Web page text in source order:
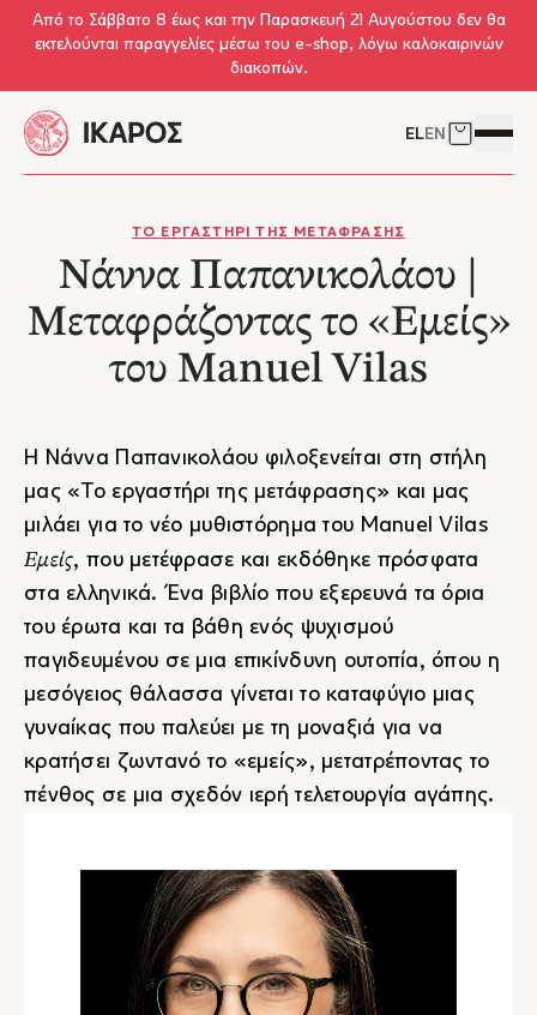
Skip to main content
Από το Σάββατο 8 έως και την Παρασκευή 21 Αυγούστου δεν θα
εκτελούνται παραγγελίες μέσω του e-shop, λόγω καλοκαιρινών
διακοπών.
ELEN Δείτε το
ΤΟ ΕΡΓΑΣΤΗΡΙ ΤΗΣ ΜΕΤΑΦΡΑΣΗΣ
Νάννα Παπανικολάου |
Μεταφράζοντας το «Εμείς»
του Manuel Vilas
Η Νάννα Παπανικολάου φιλοξενείται στη στήλη
μας «Το εργαστήρι της μετάφρασης» και μας
μιλάει για το νέο μυθιστόρημα του Manuel Vilas
Εμείς, που μετέφρασε και εκδόθηκε πρόσφατα
στα ελληνικά. Ένα βιβλίο που εξερευνά τα όρια
του έρωτα και τα βάθη ενός ψυχισμού
παγιδευμένου σε μια επικίνδυνη ουτοπία, όπου η
μεσόγειος θάλασσα γίνεται το καταφύγιο μιας
γυναίκας που παλεύει με τη μοναξιά για να
κρατήσει ζωντανό το «εμείς», μετατρέποντας το
πένθος σε μια σχεδόν ιερή τελετουργία αγάπης.